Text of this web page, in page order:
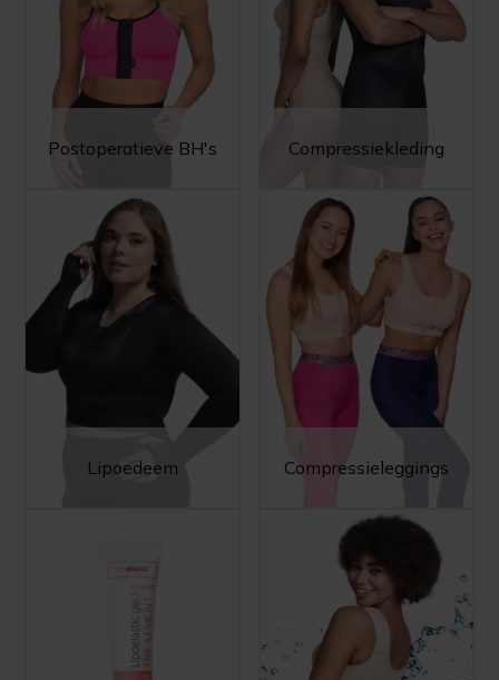
Postoperatieve BH's Compressiekleding
Lipoedeem Compressieleggings